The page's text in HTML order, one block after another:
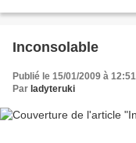
Inconsolable
Publié le 15/01/2009 à 12:51
Par ladyteruki